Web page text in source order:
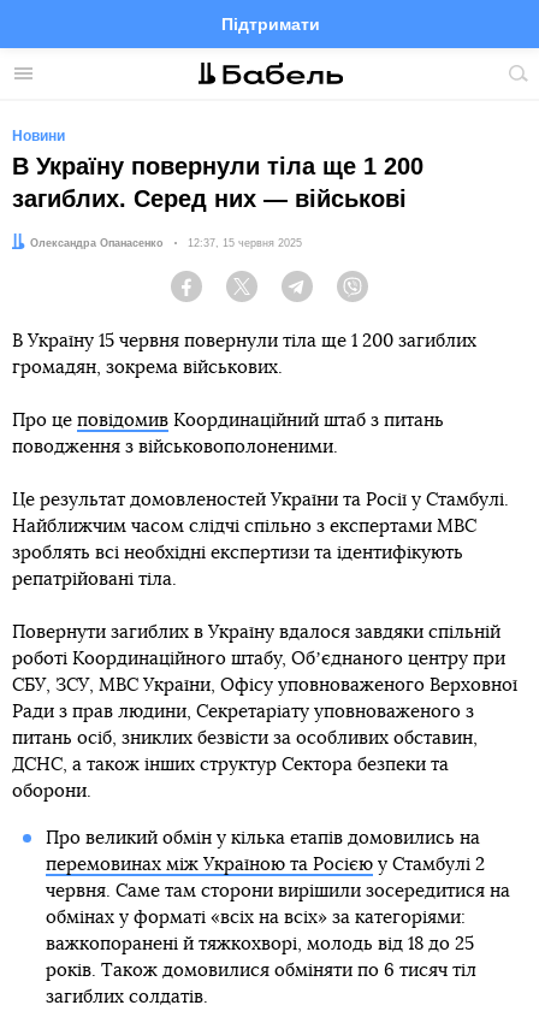
Меню
Підтримати
FacebookTelegramTwitter
Новини
В Україну повернули тіла ще 1 200
загиблих. Серед них — військові
Автор:
Олександра Опанасенко Дата:
12:37, 15 червня 2025
Facebook Twitter Telegram
В Україну 15 червня повернули тіла ще 1 200 загиблих
громадян, зокрема військових.
Про це повідомив Координаційний штаб з питань
поводження з військовополоненими.
Це результат домовленостей України та Росії у Стамбулі.
Найближчим часом слідчі спільно з експертами МВС
зроблять всі необхідні експертизи та ідентифікують
репатрійовані тіла.
Повернути загиблих в Україну вдалося завдяки спільній
роботі Координаційного штабу, Обʼєднаного центру при
СБУ, ЗСУ, МВС України, Офісу уповноваженого Верховної
Ради з прав людини, Секретаріату уповноваженого з
питань осіб, зниклих безвісти за особливих обставин,
ДСНС, а також інших структур Сектора безпеки та
оборони.
Про великий обмін у кілька етапів домовились на
перемовинах між Україною та Росієюу Стамбулі 2
червня. Саме там сторони вирішили зосередитися на
обмінах у форматі «всіх на всіх» за категоріями:
важкопоранені й тяжкохворі, молодь від 18 до 25
років. Також домовилися обміняти по 6 тисяч тіл
загиблих солдатів.